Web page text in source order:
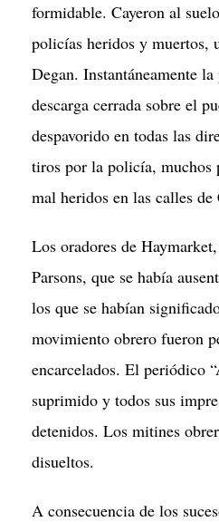
formidable. Cayeron al
policías heridos y muertos,
Degan. Instantáneamente
descarga cerrada sobre el
despavorido en todas las
tiros por la policía, muchos
mal heridos en las calles de
Los oradores de
Parsons, que se había
los que se habían
movimiento obrero fueron
encarcelados. El periódico
suprimido y todos sus
detenidos. Los mitines
disueltos.
A consecuencia de los